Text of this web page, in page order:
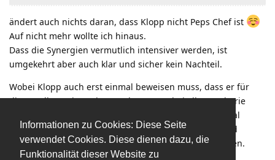
Informationen zu Cookies: Diese Seite
verwendet Cookies. Diese dienen dazu, die
Funktionalität dieser Website zu
ändert auch nichts daran, dass Klopp nicht Peps Chef ist
Auf nicht mehr wollte ich hinaus.
Dass die Synergien vermutlich intensiver werden, ist
umgekehrt aber auch klar und sicher kein Nachteil.
Wobei Klopp auch erst einmal beweisen muss, dass er für
diese Rolle geeignet ist. Das kann man bei aller Euphorie
schon auch noch anmerken, Trainer und Head of Global
Soccer sind ansatzweise 2 unterschiedliche Berufe und
Aufgaben, die völlig verschiedene Blickwinkel benötigen.